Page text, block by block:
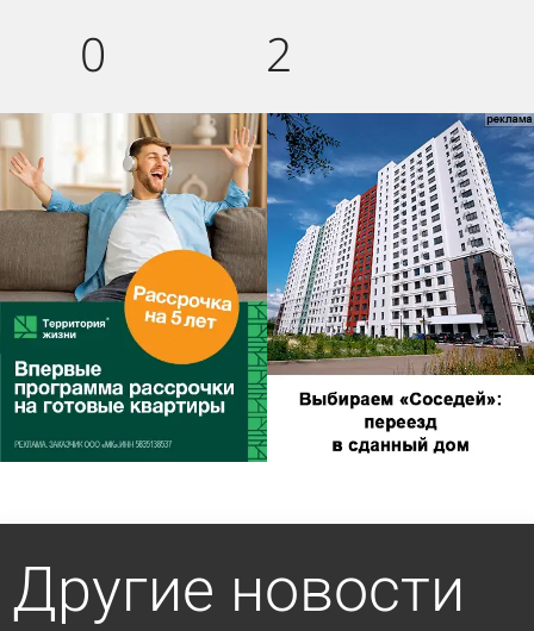
0 2
Другие новости